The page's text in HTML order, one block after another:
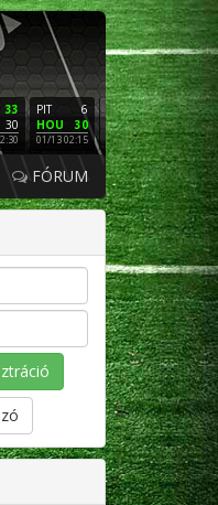
33
30
6
PIT
30
HOU
01/13 02:15
16
NE
3
LAC
01/12 02:00
PHI
SF
01/11
FÓRUM